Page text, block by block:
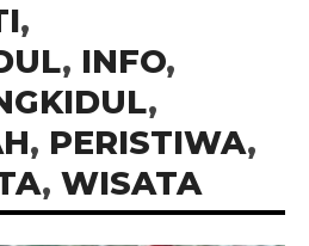
,
, INFO,
,
, PERISTIWA,
, WISATA